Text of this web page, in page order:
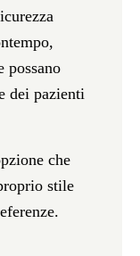
possano
dei pazienti
che
stile